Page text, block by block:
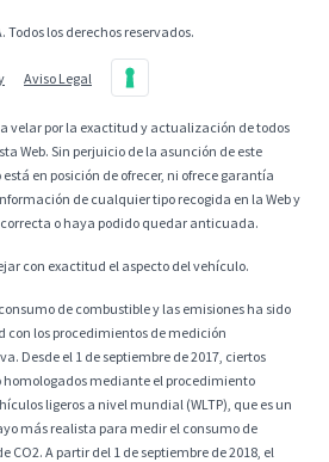
Todos los derechos reservados.
Aviso Legal
a velar por la exactitud y actualización de todos
Web. Sin perjuicio de la asunción de este
está en posición de ofrecer, ni ofrece garantía
de cualquier tipo recogida en la Web y
o haya podido quedar anticuada.
con exactitud el aspecto del vehículo.
de combustible y las emisiones ha sido
los procedimientos de medición
Desde el 1 de septiembre de 2017, ciertos
homologados mediante el procedimiento
ligeros a nivel mundial (WLTP), que es un
más realista para medir el consumo de
CO2. A partir del 1 de septiembre de 2018, el